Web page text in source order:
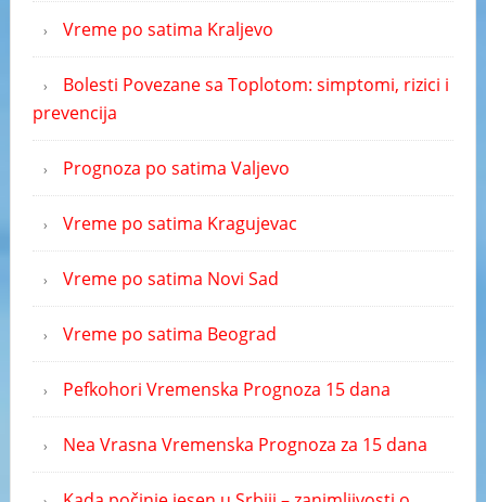
Vreme po satima Kraljevo
Bolesti Povezane sa Toplotom: simptomi, rizici i
prevencija
Prognoza po satima Valjevo
Vreme po satima Kragujevac
Vreme po satima Novi Sad
Vreme po satima Beograd
Pefkohori Vremenska Prognoza 15 dana
Nea Vrasna Vremenska Prognoza za 15 dana